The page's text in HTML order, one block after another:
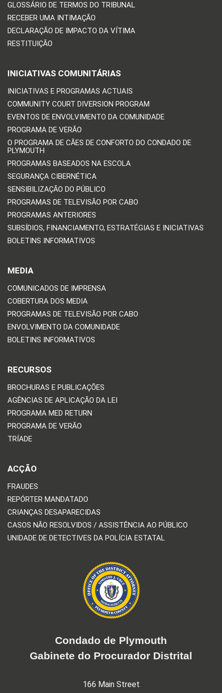
GLOSSÁRIO DE TERMOS DO TRIBUNAL
RECEBER UMA INTIMAÇÃO
DECLARAÇÃO DE IMPACTO DA VÍTIMA
RESTITUIÇÃO
INICIATIVAS COMUNITÁRIAS
INICIATIVAS E PROGRAMAS ACTUAIS
COMMUNITY COURT DIVERSION PROGRAM
EVENTOS DE ENVOLVIMENTO DA COMUNIDADE
PROGRAMA DE VERÃO
O PROGRAMA DE CÃES DE CONFORTO DO CONDADO DE
PLYMOUTH
PROGRAMAS BASEADOS NA ESCOLA
SEGURANÇA CIBERNÉTICA
SENSIBILIZAÇÃO DO PÚBLICO
PROGRAMAS DE TELEVISÃO POR CABO
PROGRAMAS ANTERIORES
SUBSÍDIOS, FINANCIAMENTO, ESTRATÉGIAS E INICIATIVAS
BOLETINS INFORMATIVOS
MEDIA
COMUNICADOS DE IMPRENSA
COBERTURA DOS MEDIA
PROGRAMAS DE TELEVISÃO POR CABO
ENVOLVIMENTO DA COMUNIDADE
BOLETINS INFORMATIVOS
RECURSOS
BROCHURAS E PUBLICAÇÕES
AGÊNCIAS DE APLICAÇÃO DA LEI
PROGRAMA MED RETURN
PROGRAMA DE VERÃO
TRÍADE
ACÇÃO
FRAUDES
REPÓRTER MANDATADO
CRIANÇAS DESAPARECIDAS
CASOS NÃO RESOLVIDOS / ASSISTÊNCIA AO PÚBLICO
UNIDADE DE DETECTIVES DA POLÍCIA ESTATAL
Condado de Plymouth
Gabinete do Procurador Distrital
166 Main Street